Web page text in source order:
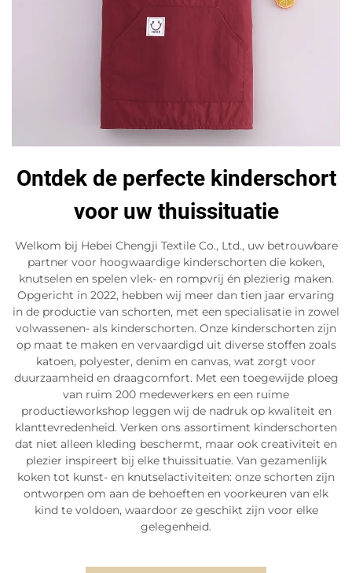
Ontdek de perfecte kinderschort
voor uw thuissituatie
Welkom bij Hebei Chengji Textile Co., Ltd., uw betrouwbare
partner voor hoogwaardige kinderschorten die koken,
knutselen en spelen vlek- en rompvrij én plezierig maken.
Opgericht in 2022, hebben wij meer dan tien jaar ervaring
in de productie van schorten, met een specialisatie in zowel
volwassenen- als kinderschorten. Onze kinderschorten zijn
op maat te maken en vervaardigd uit diverse stoffen zoals
katoen, polyester, denim en canvas, wat zorgt voor
duurzaamheid en draagcomfort. Met een toegewijde ploeg
van ruim 200 medewerkers en een ruime
productieworkshop leggen wij de nadruk op kwaliteit en
klanttevredenheid. Verken ons assortiment kinderschorten
dat niet alleen kleding beschermt, maar ook creativiteit en
plezier inspireert bij elke thuissituatie. Van gezamenlijk
koken tot kunst- en knutselactiviteiten: onze schorten zijn
ontworpen om aan de behoeften en voorkeuren van elk
kind te voldoen, waardoor ze geschikt zijn voor elke
gelegenheid.